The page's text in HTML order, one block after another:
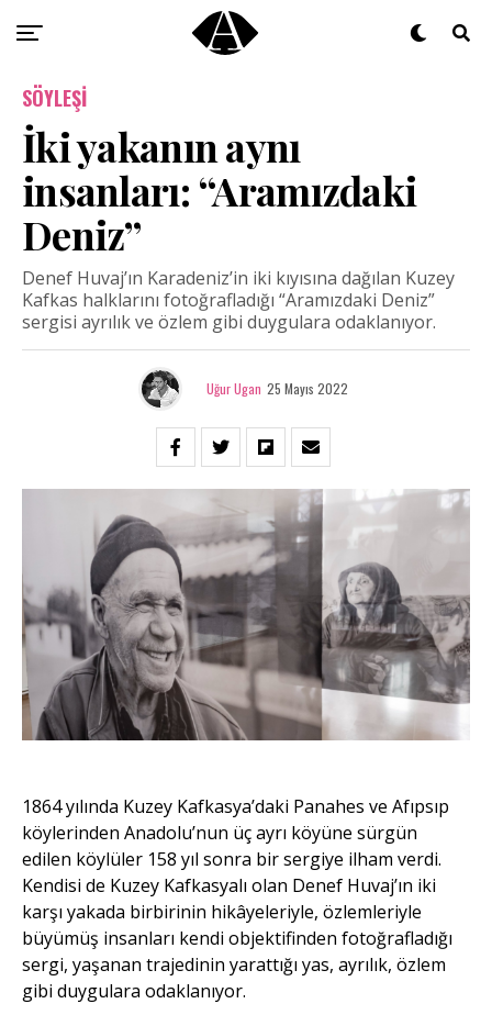
SÖYLEŞI
İki yakanın aynı
insanları: “Aramızdaki
Deniz”
Denef Huvaj’ın Karadeniz’in iki kıyısına dağılan Kuzey
Kafkas halklarını fotoğrafladığı “Aramızdaki Deniz”
sergisi ayrılık ve özlem gibi duygulara odaklanıyor.
Uğur Ugan 25 Mayıs 2022
1864 yılında Kuzey Kafkasya’daki Panahes ve Afıpsıp
köylerinden Anadolu’nun üç ayrı köyüne sürgün
edilen köylüler 158 yıl sonra bir sergiye ilham verdi.
Kendisi de Kuzey Kafkasyalı olan Denef Huvaj’ın iki
karşı yakada birbirinin hikâyeleriyle, özlemleriyle
büyümüş insanları kendi objektifinden fotoğrafladığı
sergi, yaşanan trajedinin yarattığı yas, ayrılık, özlem
gibi duygulara odaklanıyor.